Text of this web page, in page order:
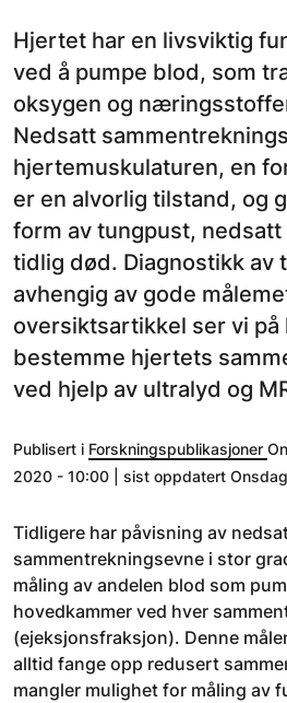
Hjertet har en livsviktig
ved å pumpe blod, som
oksygen og
Nedsatt
hjertemuskulaturen, en
er en alvorlig tilstand, og
form av tungpust,
tidlig død. Diagnostikk av
avhengig av gode
oversiktsartikkel ser vi på
bestemme hjertets
ved hjelp av ultralyd og
Publisert i Forskningspublikasjoner
2020 - 10:00 | sist oppdatert
Tidligere har påvisning av
sammentrekningsevne i stor
måling av andelen blod som
hovedkammer ved hver
(ejeksjonsfraksjon). Denne
alltid fange opp redusert
mangler mulighet for måling av